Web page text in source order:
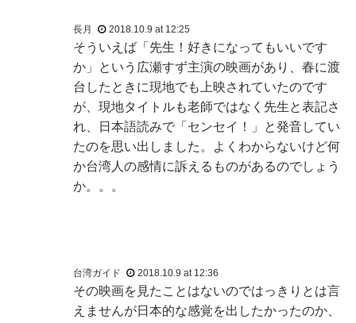
長月 2018.10.9 at 12:25
そういえば「先生！好きになってもいいです
か」という広瀬すず主演の映画があり、春に渡
台したときに現地でも上映されていたのです
が、現地タイトルも老師ではなく先生と表記さ
れ、日本語読みで「センセイ！」と発音してい
たのを思い出しました。よくわからないけど何
か台湾人の感情に訴えるものがあるのでしょう
か。。。
台湾ガイド 2018.10.9 at 12:36
その映画を見たことはないのではっきりとは言
えませんが日本的な感覚を出したかったのか、